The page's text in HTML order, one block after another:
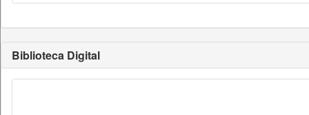
Biblioteca Digital